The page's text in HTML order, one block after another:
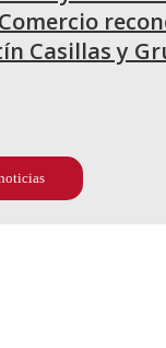
Casillas y